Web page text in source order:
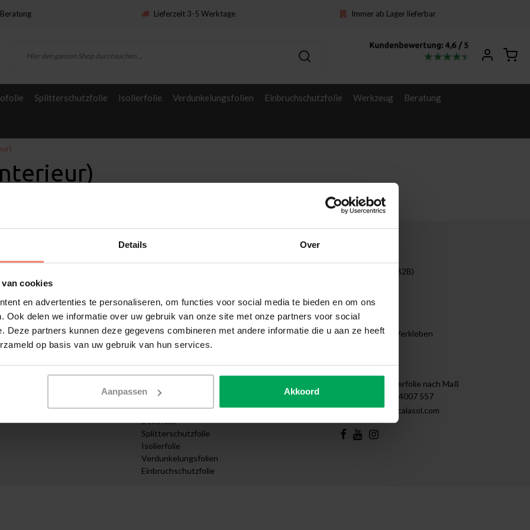
Details Over
cookies
en advertenties te personaliseren, om functies voor social media te bieden en om ons
Ook delen we informatie over uw gebruik van onze site met onze partners voor social
Deze partners kunnen deze gegevens combineren met andere informatie die u aan ze heeft
op basis van uw gebruik van hun services.
Aanpassen Akkoord
Lieferzeit 3-5 Werktage Immer ab Lager lieferbar
Splitterschutzfolie Isolierfolie Verdunkelungsfolien Einbruchschutzfolie Werkzeug Beratung
Angebot anfordern
Design Abteilung
Zuschnitt nach Maß bestellen
Videoanleitungen
Unternehmen (B2B)
Demontage
Tips & Tricks
Anleitung zum Verkleben
Kategorien
UV Schutzfolie
Sichtschutzfolien
Dekofolie
Splitterschutzfolie
Isolierfolie
Verdunkelungsfolien
Einbruchschutzfolie
Kontakt
Scalasol | Fensterfolie nach Maß
+31 (0)85 - 4007 557
support@scalasol.com